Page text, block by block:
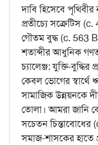
দাবি হিসেবে
প্রতীচ্যে সক্রেটিস
গৌতম বুদ্ধ (c. 563
শতাব্দীর আধুনিক
চ্যালেঞ্জ: যুক্তি-
কেবল ভোগের স্বার্থে
সামাজিক উন্নয়নকে
তোলা। আমরা জানি
সচেতন
সমাজ-শাসকের হাতে